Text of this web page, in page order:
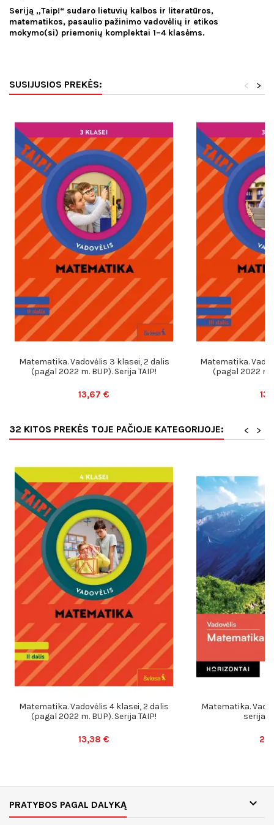
Seriją „Taip!“ sudaro lietuvių kalbos ir literatūros,
matematikos, pasaulio pažinimo vadovėlių ir etikos
mokymo(si) priemonių komplektai 1–4 klasėms.
SUSIJUSIOS PREKĖS: >
<
Matematika. Vadovėlis 3 klasei, 2 dalis
(pagal 2022 m. BUP). Serija TAIP!
13,67 €
Matematika.
(pagal 2022 m.
32 KITOS PREKĖS TOJE PAČIOJE KATEGORIJOJE: >
<
Matematika. Vadovėlis 4 klasei, 2 dalis
(pagal 2022 m. BUP). Serija TAIP!
13,38 €
Matematika.
serija
PRATYBOS PAGAL DALYKĄ 